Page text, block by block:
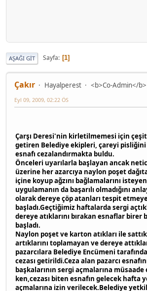
AŞAĞI GIT Sayfa 1
Çakır Hayalperest <b>Co-Admin</b>
Eyl 09, 2009, 02:22 ÖS
Çarşı Deresi'nin kirletilmemesi için
getiren Belediye ekipleri, çareyi
esnafı cezalandırmakta buldu.
Önceleri uyarılarla başlayan ancak
üzerine her azarcıya naylon poşet
içine koyup ağzını bağlamalarını
uygulamanın da başarılı olmadığını
olarak dereye çöp atanları tespit
başladı.Geçtiğimiz haftalarda sergi
dereye atıklarını bırakan esnaflar
başladı.
Naylon poşet ve karton atıkları ile
artıklarını toplamayan ve dereye
pazarcılara Belediye Encümeni
cezası getirildi.Ceza alan pazarcı
başkalarının sergi açmalarına müsaade
ken,cezası biten esnafın gelecek hafta
açmalarına izin verilecek.Belediye